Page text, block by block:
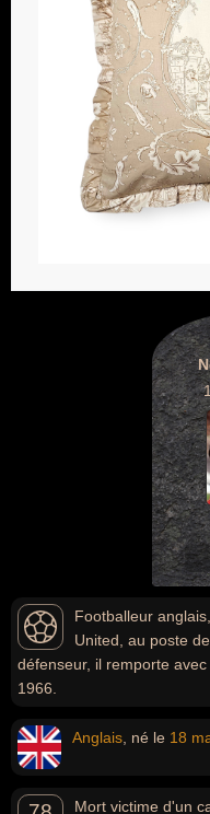
Footballeur
United, au poste
défenseur, il remporte
1966.
Anglais , né le 18
Mort victime d'un